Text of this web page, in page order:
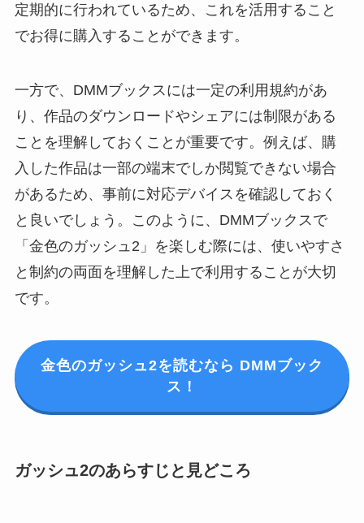
定期的に行われているため、これを活用すること
でお得に購入することができます。
一方で、DMMブックスには一定の利用規約があ
り、作品のダウンロードやシェアには制限がある
ことを理解しておくことが重要です。例えば、購
入した作品は一部の端末でしか閲覧できない場合
があるため、事前に対応デバイスを確認しておく
と良いでしょう。このように、DMMブックスで
「金色のガッシュ2」を楽しむ際には、使いやすさ
と制約の両面を理解した上で利用することが大切
です。
金色のガッシュ2を読むなら DMMブック
ス！
ガッシュ2のあらすじと見どころ